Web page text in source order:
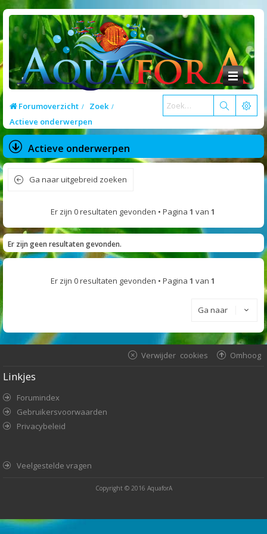
Forumoverzicht
Zoek
Actieve onderwerpen
Actieve onderwerpen
Ga naar uitgebreid zoeken
Er zijn 0 resultaten gevonden • Pagina 1 van 1
Er zijn geen resultaten gevonden.
Er zijn 0 resultaten gevonden • Pagina 1 van 1
Ga naar
Omhoog
Verwijder cookies
Linkjes
Forumindex
Gebruikersvoorwaarden
Privacybeleid
Veelgestelde vragen
Copyright © 2016 AquaforA